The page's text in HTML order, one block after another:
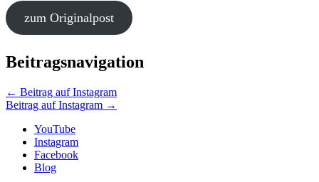
zum Originalpost
Beitragsnavigation
← Beitrag auf Instagram
Beitrag auf Instagram →
YouTube
Instagram
Facebook
Blog